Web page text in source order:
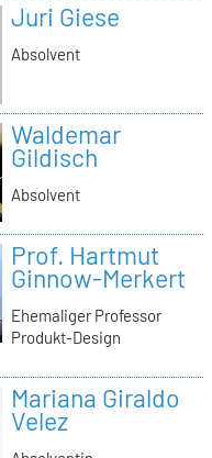
Juri Giese
Absolvent
Waldemar
Gildisch
Absolvent
Prof. Hartmut
Ginnow-Merkert
Ehemaliger Professor
Produkt-Design
Mariana Giraldo
Velez